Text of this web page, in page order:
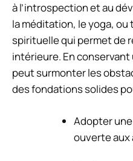
à l’introspection et au
la méditation, le yoga,
spirituelle qui permet de
intérieure. En
peut surmonter les
des fondations solides
Adopter
ouverte aux